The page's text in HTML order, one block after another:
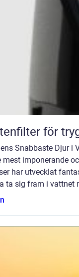
för
Snabbaste Djur i
mest imponerande
har utvecklat
ta sig fram i vattnet